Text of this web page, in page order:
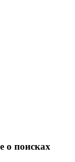
о поисках